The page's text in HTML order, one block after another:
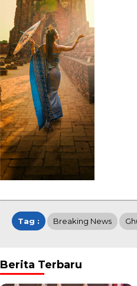
Tag : Breaking News
Berita Terbaru